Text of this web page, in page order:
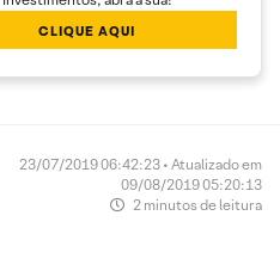
CLIQUE AQUI
23/07/2019 06:42:23 • Atualizado em
09/08/2019 05:20:13
2 minutos de leitura